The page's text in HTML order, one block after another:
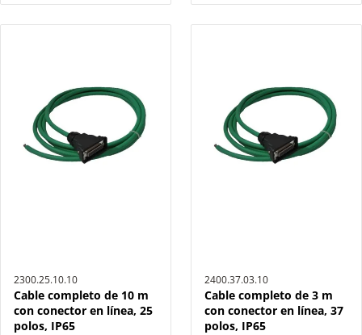
2300.25.10.10
Cable completo de 10 m
con conector en línea, 25
polos, IP65
2400.37.03.10
Cable completo de 3 m
con conector en línea, 37
polos, IP65